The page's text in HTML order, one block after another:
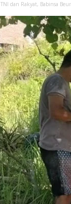
TNI dan Rakyat, Babinsa